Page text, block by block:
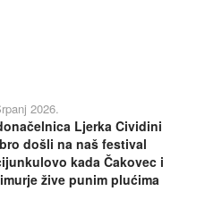
2026.
Ljerka Cividini
došli na naš festival
kada Čakovec i
žive punim plućima